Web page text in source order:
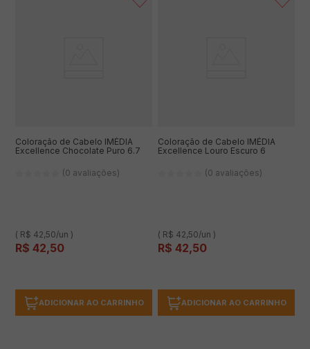
Coloração de Cabelo IMÉDIA
Excellence Chocolate Puro 6.7
(0 avaliações)
( R$ 42,50/un )
R$ 42,50
ADICIONAR AO CARRINHO
Coloração de Cabelo IMÉDIA
Excellence Louro Escuro 6
(0 avaliações)
( R$ 42,50/un )
R$ 42,50
ADICIONAR AO CARRINHO